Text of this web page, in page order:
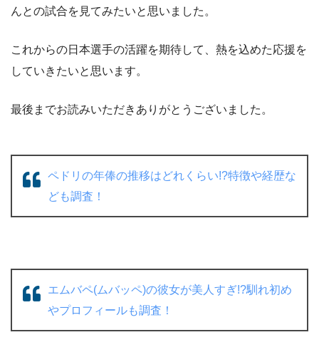
んとの試合を見てみたいと思いました。
これからの日本選手の活躍を期待して、熱を込めた応援を
していきたいと思います。
最後までお読みいただきありがとうございました。
ペドリの年俸の推移はどれくらい!?特徴や経歴な
ども調査！
エムバペ(ムバッペ)の彼女が美人すぎ!?馴れ初め
やプロフィールも調査！